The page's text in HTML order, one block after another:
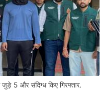
5 और संदिग्ध किए गिरफ्तार.